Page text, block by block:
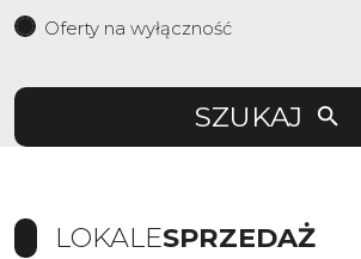
Oferty na wyłączność
SZUKAJ
LOKALESPRZEDAŻ